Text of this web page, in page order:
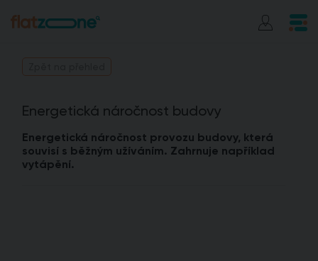
Energetická náročnost budovy
Energetická náročnost provozu budovy, která
souvisí s běžným užíváním. Zahrnuje například
vytápění.